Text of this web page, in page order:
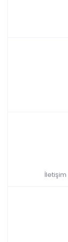
İletişim